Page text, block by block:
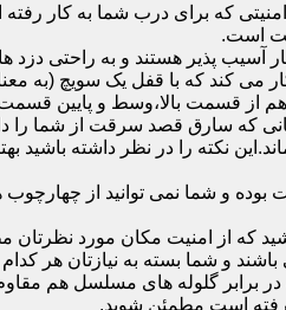
که برای درب شما به کار
است.
پذیر هستند و به راحتی دزد
و 20 زبانه موجود است و به این طریق کار
که سارق قصد سرقت از شما
نکته را در نظر داشته
شما نمی توانید از چهارچوب
که از امنیت مکان مورد نظرتان
بسته به نیازتان هر کدام را
برابر گلوله های مسلسل هم
است مطمئن شوید.